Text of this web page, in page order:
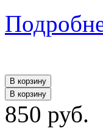
В корзину
В корзину
850 руб.